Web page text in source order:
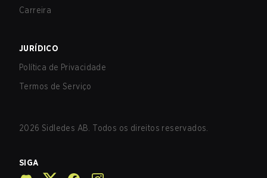
Carreira
JURÍDICO
Política de Privacidade
Termos de Serviço
2026 Sidledes AB. Todos os direitos reservados.
SIGA